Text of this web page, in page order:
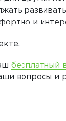
и
бесплатный
вопросы и